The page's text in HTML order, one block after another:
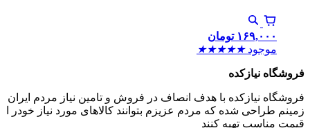
۱۶۹,۰۰۰ تومان
موجود ★
★
★
★
★
فروشگاه نیازکده
فروشگاه نیازکده با هدف انصاف در فروش و تامین نیاز مردم ایران
زمینم طراحی شده که مردم عزیزم بتوانند کالاهای مورد نیاز خودر ا
قیمت مناسب تهیه کنند